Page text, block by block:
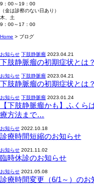
9：00～19：00
（金は診察のない日あり）
木、土
9：00～17：00
Home > ブログ
お知らせ 下肢静脈瘤 2023.04.21
下肢静脈瘤の初期症状とは
お知らせ 下肢静脈瘤 2023.04.21
下肢静脈瘤の初期症状とは
お知らせ 下肢静脈瘤 2023.01.24
【下肢静脈瘤かも】ふく
療方法まで…
お知らせ 2022.10.18
診療時間短縮のお知らせ
お知らせ 2021.11.02
臨時休診のお知らせ
お知らせ 2021.05.08
診療時間変更（6/1～）のお